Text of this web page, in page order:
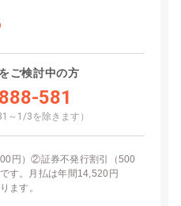
ご検討中の方
581
～1/3を除きます）
円）②証券不発行割引（500
す。月払は年間14,520円
ます。